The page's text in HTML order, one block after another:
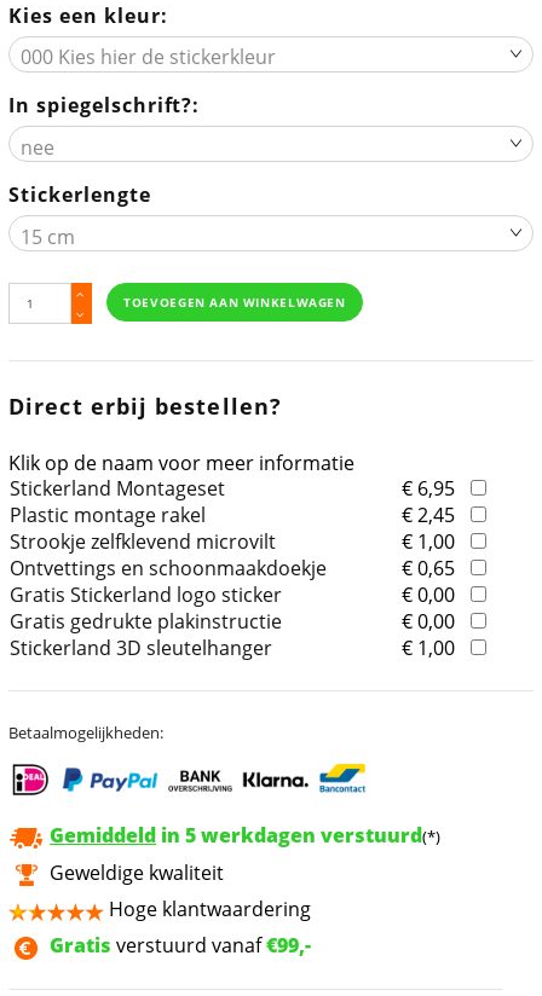
Kies een kleur:
In spiegelschrift?:
Stickerlengte
TOEVOEGEN AAN WINKELWAGEN
Direct erbij bestellen?
Klik op de naam voor meer informatie
Stickerland Montageset
€ 6,95
Plastic montage rakel
€ 2,45
Strookje zelfklevend microvilt
€ 1,00
Ontvettings en schoonmaakdoekje
€ 0,65
Gratis Stickerland logo sticker
€ 0,00
Gratis gedrukte plakinstructie
€ 0,00
Stickerland 3D sleutelhanger
€ 1,00
Betaalmogelijkheden:
Gemiddeld in 5 werkdagen verstuurd(*)
Geweldige kwaliteit
Hoge klantwaardering
Gratis verstuurd vanaf€99,-